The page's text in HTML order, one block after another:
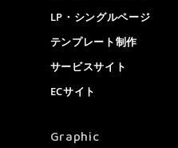
LP・シングルページ
テンプレート制作
サービスサイト
ECサイト
Graphic